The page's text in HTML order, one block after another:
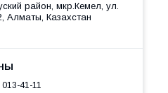
район, мкр.Кемел, ул.
Алматы, Казахстан
41-11